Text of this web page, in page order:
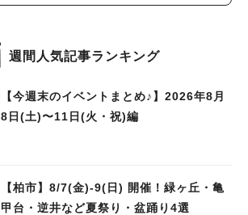
週間人気記事ランキング
【今週末のイベントまとめ♪】2026年8月
8日(土)〜11日(火・祝)編
【柏市】8/7(金)‐9(日) 開催！緑ヶ丘・亀
甲台・逆井など夏祭り・盆踊り4選